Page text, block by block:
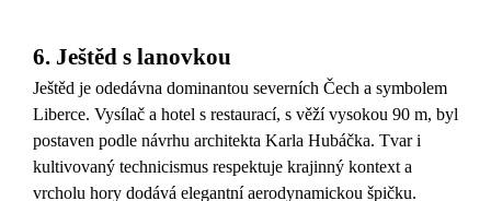
6. Ještěd s lanovkou
Ještěd je odedávna dominantou severních Čech a symbolem
Liberce. Vysílač a hotel s restaurací, s věží vysokou 90 m, byl
postaven podle návrhu architekta Karla Hubáčka. Tvar i
kultivovaný technicismus respektuje krajinný kontext a
vrcholu hory dodává elegantní aerodynamickou špičku.